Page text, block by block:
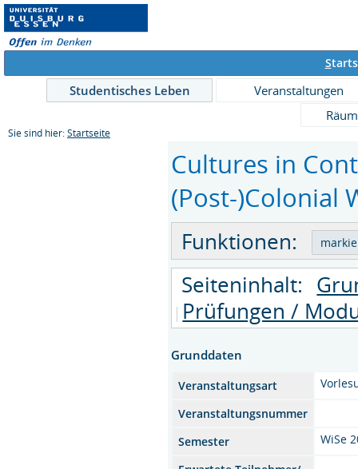
S
Studentisches Leben
Veranstaltungen
Sie sind hier: Startseite
Cultures in
(Post-)Colonial
Funktionen:
Seiteninhalt:
Prüfungen /
Grunddaten
Veranstaltungsart
Veranstaltungsnummer
Semester
WiSe